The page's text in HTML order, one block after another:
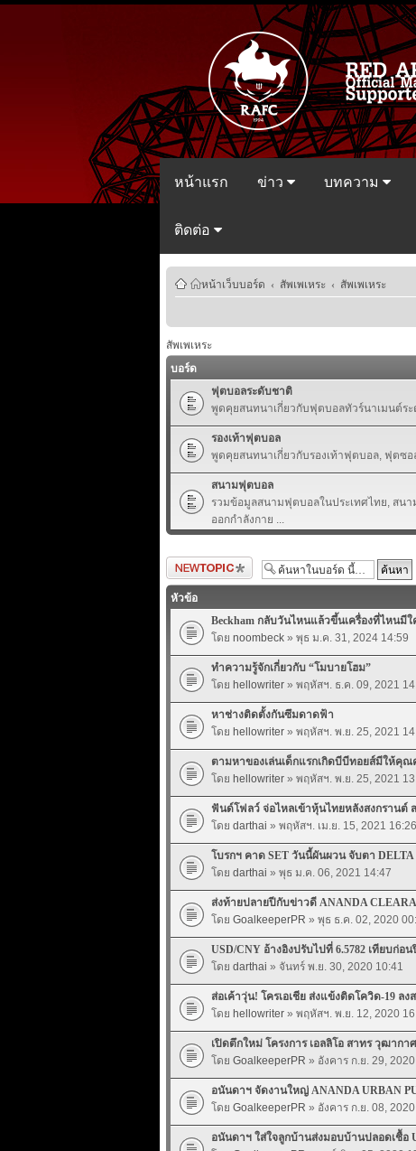
หน้าแรก ข่าว บทความ
ติดต่อ
หน้าเว็บบอร์ด ‹ สัพเพเหระ ‹ สัพเพเหระ
สัพเพเหระ
บอร์ด
ฟุตบอลระดับชาติ
พูดคุยสนทนาเกี่ยวกับฟุตบอลทัวร์นาเมนต์ร
รองเท้าฟุตบอล
พูดคุยสนทนาเกี่ยวกับรองเท้าฟุตบอล, ฟุตซ
สนามฟุตบอล
รวมข้อมูลสนามฟุตบอลในประเทศไทย, สน
ออกกำลังกาย ...
ตั้งกระทู้ใหม่
หัวข้อ
Beckham กลับวันไหนแล้วขึ้นเครื่องที่ไหนมี
โดย noombeck» พุธ ม.ค. 31, 2024 14:59
ทำความรู้จักเกี่ยวกับ “โมบายโฮม”
โดย hellowriter» พฤหัสฯ. ธ.ค. 09, 2021
หาช่างติดตั้งกันซึมดาดฟ้า
โดย hellowriter» พฤหัสฯ. พ.ย. 25, 2021
ตามหาของเล่นเด็กแรกเกิดบีบีทอยส์มีให้คุณ
โดย hellowriter» พฤหัสฯ. พ.ย. 25, 2021
ฟันด์โฟลว์ จ่อไหลเข้าหุ้นไทยหลังสงกรานต์
โดย darthai » พฤหัสฯ. เม.ย. 15, 2021 16:26
โบรกฯ คาด SET วันนี้ผันผวน จับตา DELTA
โดย darthai » พุธ ม.ค. 06, 2021 14:47
ส่งท้ายปลายปีกับข่าวดี ANANDA
โดย GoalkeeperPR » พุธ ธ.ค. 02, 2020
USD/CNY อ้างอิงปรับไปที่ 6.5782 เทียบก่อน
โดย darthai » จันทร์ พ.ย. 30, 2020 10:41
ส่อเค้าวุ่น! โครเอเชีย ส่งแข้งติดโควิด-19 ลง
โดย hellowriter» พฤหัสฯ. พ.ย. 12, 2020
เปิดตึกใหม่ โครงการ เอลลิโอ สาทร วุฒากา
โดย GoalkeeperPR » อังคาร ก.ย. 29,
อนันดาฯ จัดงานใหญ่ ANANDA URBAN
โดย GoalkeeperPR » อังคาร ก.ย. 08,
อนันดาฯ ใส่ใจลูกบ้านส่งมอบบ้านปลอดเชื้อ